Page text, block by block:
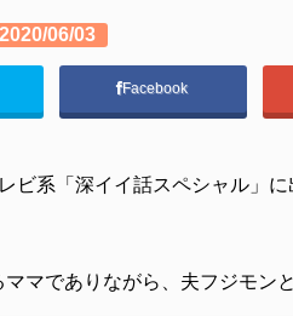
2020/06/03
Facebook
ビ系「深イイ話スペシャル」
マでありながら、夫フジモン